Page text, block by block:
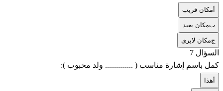
أمكان قريب
بمكان بعيد
جمكان لايرى
السؤال 7
كمل باسم إشارة مناسب ( .............. ولد محبوب ):
أهذا